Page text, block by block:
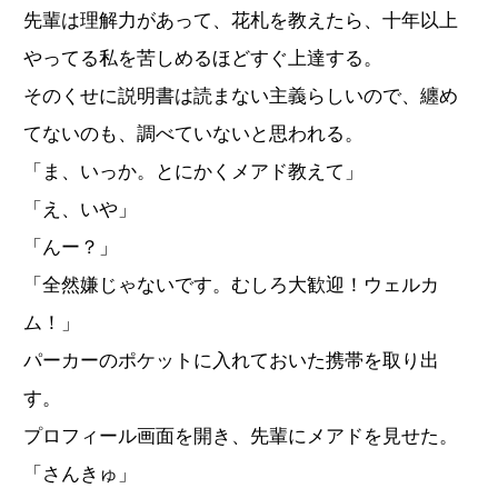
先輩は理解力があって、花札を教えたら、十年以上
やってる私を苦しめるほどすぐ上達する。
そのくせに説明書は読まない主義らしいので、纏め
てないのも、調べていないと思われる。
「ま、いっか。とにかくメアド教えて」
「え、いや」
「んー？」
「全然嫌じゃないです。むしろ大歓迎！ウェルカ
ム！」
パーカーのポケットに入れておいた携帯を取り出
す。
プロフィール画面を開き、先輩にメアドを見せた。
「さんきゅ」